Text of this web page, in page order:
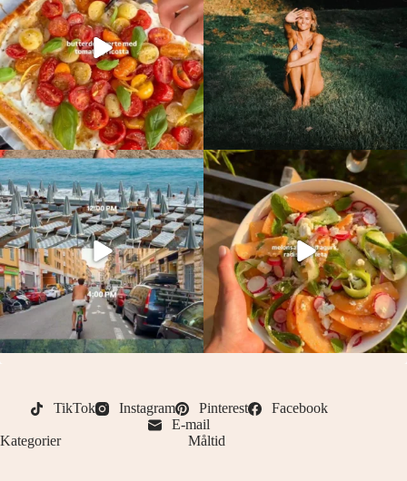
TikTok Instagram Pinterest
Facebook
E-mail
Kategorier
Måltid